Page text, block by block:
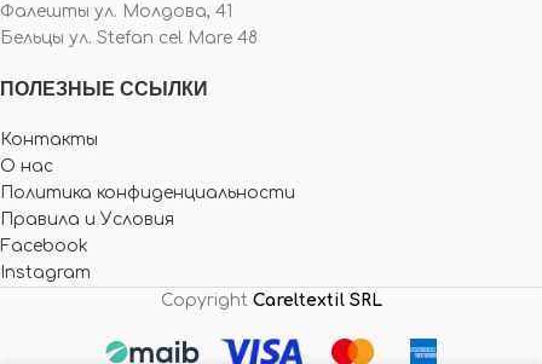
Фалешты ул. Молдова, 41
Бельцы ул. Stefan cel Mare 48
ПОЛЕЗНЫЕ ССЫЛКИ
Контакты
О нас
Политика конфиденциальности
Правила и Условия
Facebook
Instagram
Copyright Careltextil SRL